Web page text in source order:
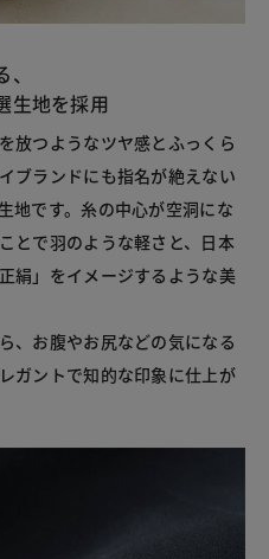
生地を採用
放つようなツヤ感とふっくら
ブランドにも指名が絶えない
地です。糸の中心が空洞にな
とで羽のような軽さと、日本
絹」をイメージするような美
、お腹やお尻などの気になる
ガントで知的な印象に仕上が